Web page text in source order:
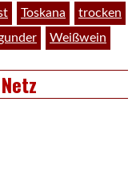
Toskana
trocken
Weißwein